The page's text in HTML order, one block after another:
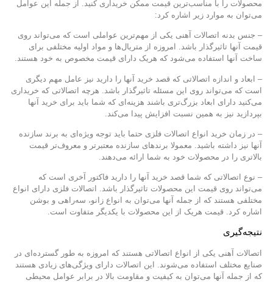
محصولات را با مناسب‌ترین قیمت ممکن خریداری کنید. از جمله این عوامل
می‌توان به موارد زیر اشاره کرد:
– جنس بدنه اتصالات آهنی یکی از مهم‌ترین عواملی است که می‌تواند روی
قیمت آنها تاثیرگذار باشد. امروزه از متریال‌ها و مواد اولیه مختلفی برای
ساخت آنها استفاده می‌شود که هریک دارای قیمت مخصوص به خود هستند.
– ابعاد و اندازه اتصالاتی که قصد خرید آنها را دارید نیز عامل مهم دیگری
است که می‌تواند روی این مسئله تاثیرگذار باشد. هرچه اتصالاتی که خریداری
می‌کنید دارای ابعاد بزرگ‌تری باشند هزینه‌ای که شما باید برای خرید آنها
بپردازید نیز به همین نسبت افزایش پیدا می‌کند.
– در زمان خرید انواع اتصالات فلزی حتما باید توجه ویژه‌ای به برند سازنده
آنها نیز داشته باشید. معمولا برندهای سازنده معتبرتر و معروف‌تر قیمت
بالاتری را در محصولات خود به شما ارائه می‌دهند.
– نوع اتصالاتی که شما قصد خرید آنها را دارید فاکتور آخری است که
می‌تواند روی قیمت این محصولات تاثیرگذار باشد. اتصالات فلزی دارای انواع
مختلفی هستند که از جمله آنها می‌توان به انواع زانو، سه‌راهی و بوشن
اشاره کرد. قیمت هریک از این محصولات با یکدیگر متفاوت است.
نتیجه‌گیری
اتصالات آهنی یکی از انواع اتصالاتی هستند که امروزه به طور گسترده‌ای در
صنایع مختلف استفاده می‌شوند. این اتصالات دارای ویژگی‌های زیادی هستند
که از جمله آنها می‌توان به کیفیت و مقاومت بالا در برابر عوامل محیطی